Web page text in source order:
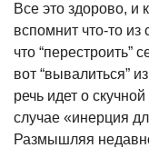
Все это здорово, и
вспомнит что-то
что “перестроить”
вот “вывалиться”
речь идет о
случае «инерция
Размышляя